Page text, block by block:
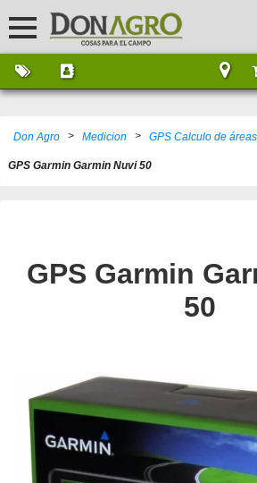
Don Agro > Medicion > GPS Calculo de
GPS Garmin Garmin Nuvi 50
GPS Garmin
50